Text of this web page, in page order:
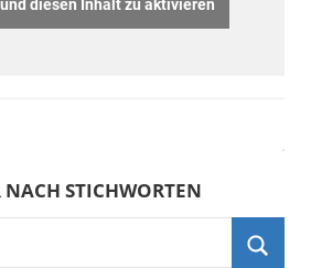
diesen Inhalt zu aktivieren
NACH STICHWORTEN